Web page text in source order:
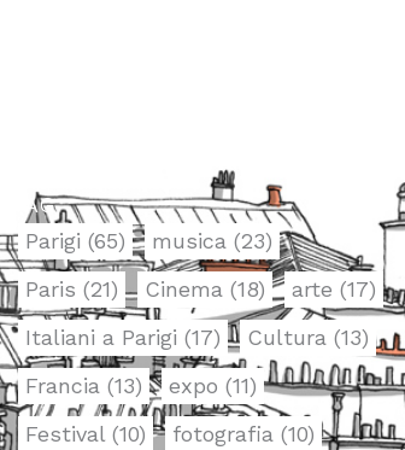
TAG
Parigi (65) musica (23)
Paris (21) Cinema (18) arte (17)
Italiani a Parigi (17) Cultura (13)
Francia (13) expo (11)
Festival (10) fotografia (10)